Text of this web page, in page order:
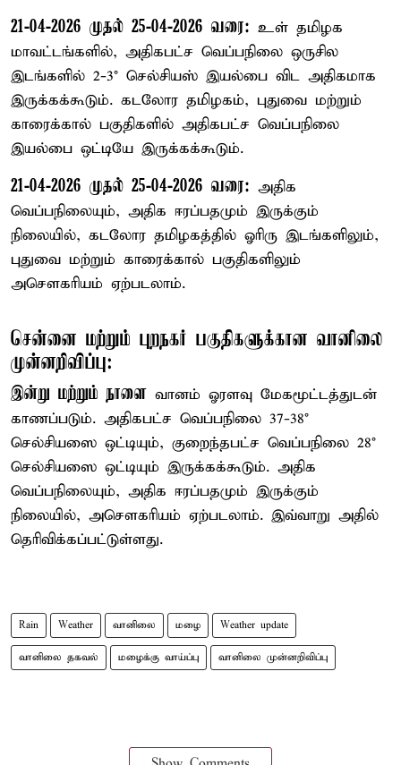
21-04-2026 முதல் 25-04-2026 வரை: உள் தமிழக
மாவட்டங்களில், அதிகபட்ச வெப்பநிலை ஒருசில
இடங்களில் 2-3° செல்சியஸ் இயல்பை விட அதிகமாக
இருக்கக்கூடும். கடலோர தமிழகம், புதுவை மற்றும்
காரைக்கால் பகுதிகளில் அதிகபட்ச வெப்பநிலை
இயல்பை ஒட்டியே இருக்கக்கூடும்.
21-04-2026 முதல் 25-04-2026 வரை: அதிக
வெப்பநிலையும், அதிக ஈரப்பதமும் இருக்கும்
நிலையில், கடலோர தமிழகத்தில் ஓரிரு இடங்களிலும்,
புதுவை மற்றும் காரைக்கால் பகுதிகளிலும்
அசௌகரியம் ஏற்படலாம்.
சென்னை மற்றும் புறநகர் பகுதிகளுக்கான வானிலை
முன்னறிவிப்பு:
இன்று மற்றும் நாளை வானம் ஓரளவு மேகமூட்டத்துடன்
காணப்படும். அதிகபட்ச வெப்பநிலை 37-38°
செல்சியஸை ஒட்டியும், குறைந்தபட்ச வெப்பநிலை 28°
செல்சியஸை ஒட்டியும் இருக்கக்கூடும். அதிக
வெப்பநிலையும், அதிக ஈரப்பதமும் இருக்கும்
நிலையில், அசௌகரியம் ஏற்படலாம். இவ்வாறு அதில்
தெரிவிக்கப்பட்டுள்ளது.
Rain Weather வானிலை மழை Weather update
வானிலை தகவல் மழைக்கு வாய்ப்பு வானிலை முன்னறிவிப்பு